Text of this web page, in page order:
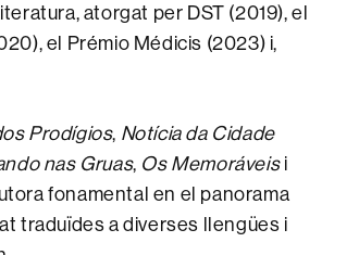
atorgat per DST (2019), el
el Prémio Médicis (2023) i,
Prodígios, Notícia da Cidade
nas Gruas, Os Memoráveisi
fonamental en el panorama
traduïdes a diverses llengües i